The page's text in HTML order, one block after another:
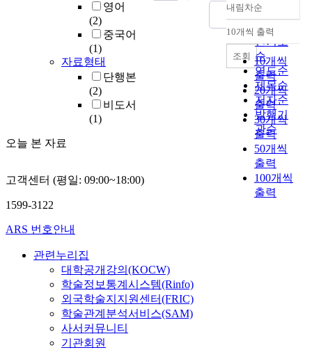
영어
(2)
중국어
(1)
자료형태
단행본
(2)
비도서
(1)
오늘 본 자료
정확도
순
인기도
순
연도순
제목순
저자순
발행기
관순
내림차순
내림차순
10개씩 출력
10개씩
출력
20개씩
출력
30개씩
출력
50개씩
출력
100개씩
출력
조회
고객센터 (평일: 09:00~18:00)
1599-3122
ARS 번호안내
관련누리집
대학공개강의(KOCW)
학술정보통계시스템(Rinfo)
외국학술지지원센터(FRIC)
학술관계분석서비스(SAM)
사서커뮤니티
기관회원